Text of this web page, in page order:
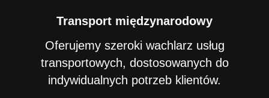
Transport międzynarodowy
Oferujemy szeroki wachlarz usług
transportowych, dostosowanych do
indywidualnych potrzeb klientów.